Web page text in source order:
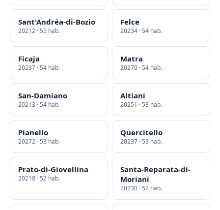
Sant'Andréa-di-Bozio
20212 · 55 hab.
Felce
20234 · 54 hab.
Ficaja
20237 · 54 hab.
Matra
20270 · 54 hab.
San-Damiano
20213 · 54 hab.
Altiani
20251 · 53 hab.
Pianello
20272 · 53 hab.
Quercitello
20237 · 53 hab.
Prato-di-Giovellina
20218 · 52 hab.
Santa-Reparata-di-
Moriani
20230 · 52 hab.